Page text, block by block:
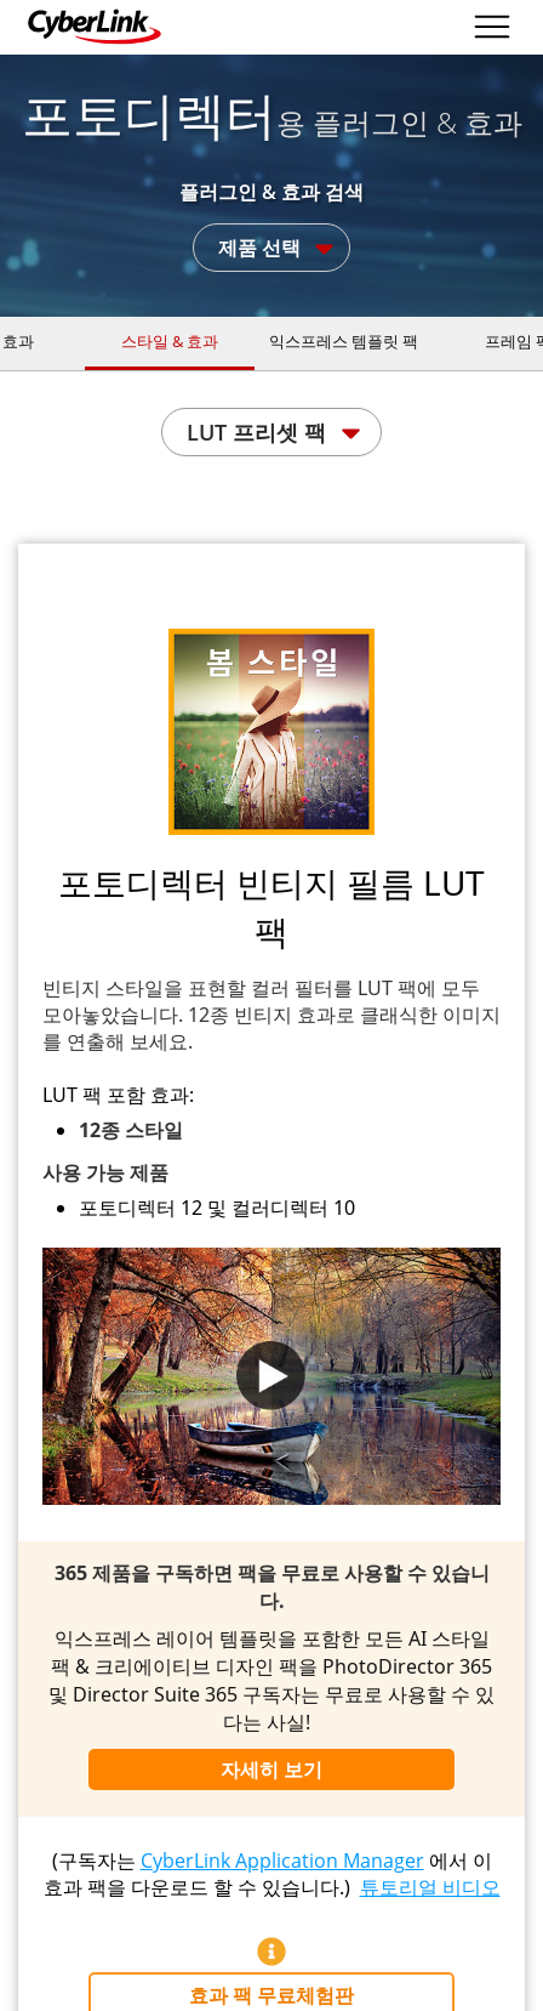
포토디렉터 용 플러그인 & 효과
플러그인 & 효과 검색
제품 선택
과 스타일 & 효과 익스프레스 템플릿 팩 프레임
LUT 프리셋 팩
포토디렉터 빈티지 필름 LUT
팩
빈티지 스타일을 표현할 컬러 필터를 LUT 팩에 모두
모아놓았습니다. 12종 빈티지 효과로 클래식한 이미지
를 연출해 보세요.
LUT 팩 포함 효과:
12종 스타일
사용 가능 제품
포토디렉터 12 및 컬러디렉터 10
365 제품을 구독하면 팩을 무료로 사용할 수 있습니
다.
익스프레스 레이어 템플릿을 포함한 모든 AI 스타일
팩 & 크리에이티브 디자인 팩을 PhotoDirector 365
및 Director Suite 365 구독자는 무료로 사용할 수 있
다는 사실!
자세히 보기
(구독자는 CyberLink Application Manager에서 이
효과 팩을 다운로드 할 수 있습니다.) 튜토리얼 비디오
효과 팩 무료체험판